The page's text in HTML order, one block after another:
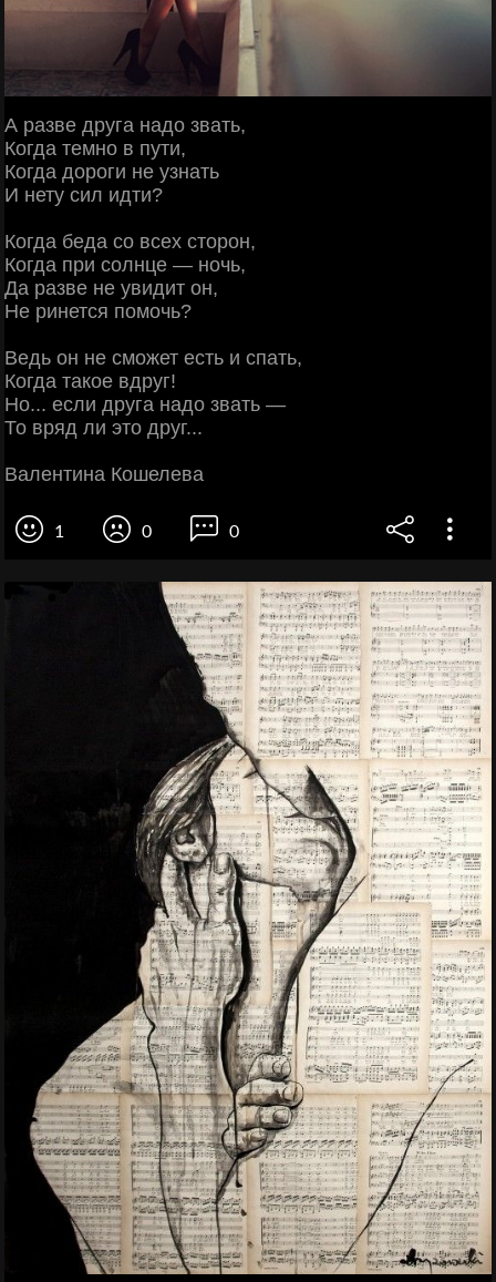
А разве друга надо звать,
Когда темно в пути,
Когда дороги не узнать
И нету сил идти?
Когда беда со всех сторон,
Когда при солнце — ночь,
Да разве не увидит он,
Не ринется помочь?
Ведь он не сможет есть и спать,
Когда такое вдруг!
Но... если друга надо звать —
То вряд ли это друг...
Валентина Кошелева
1 0 0